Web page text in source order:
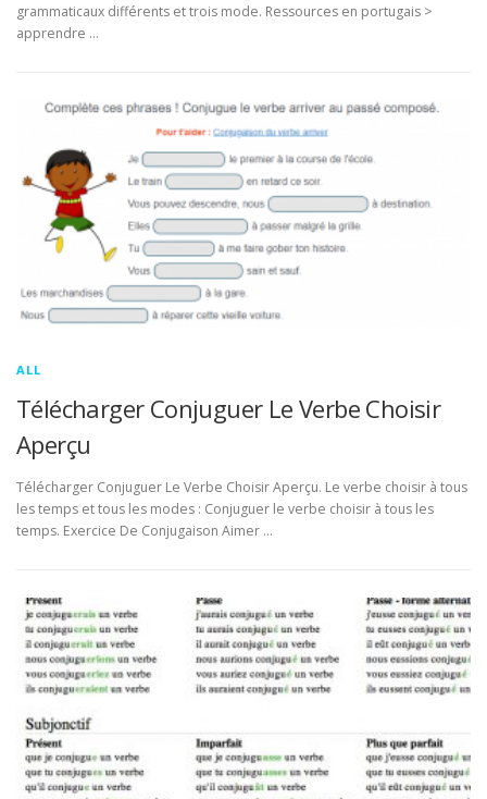
grammaticaux différents et trois mode. Ressources en portugais >
apprendre …
ALL
Télécharger Conjuguer Le Verbe Choisir
Aperçu
Télécharger Conjuguer Le Verbe Choisir Aperçu. Le verbe choisir à tous
les temps et tous les modes : Conjuguer le verbe choisir à tous les
temps. Exercice De Conjugaison Aimer …